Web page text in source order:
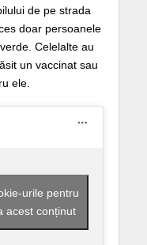
de pe strada
doar persoanele
Celelalte au
un vaccinat sau
ele.
urile pentru
acest conținut